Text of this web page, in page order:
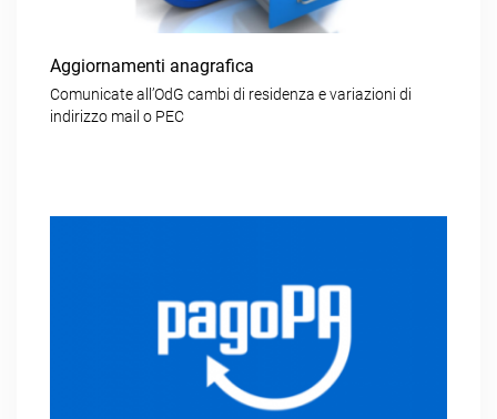
Aggiornamenti anagrafica
Comunicate all’OdG cambi di residenza e variazioni di
indirizzo mail o PEC